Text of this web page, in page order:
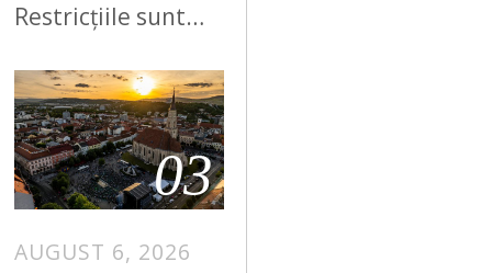
Restricțiile sunt…
03
AUGUST 6, 2026